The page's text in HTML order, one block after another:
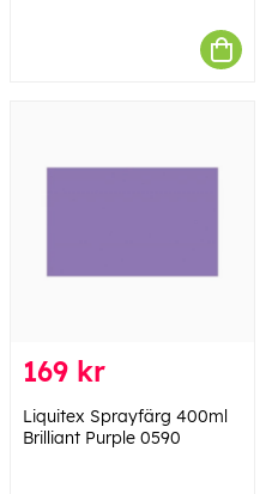
169 kr
Liquitex Sprayfärg 400ml
Brilliant Purple 0590